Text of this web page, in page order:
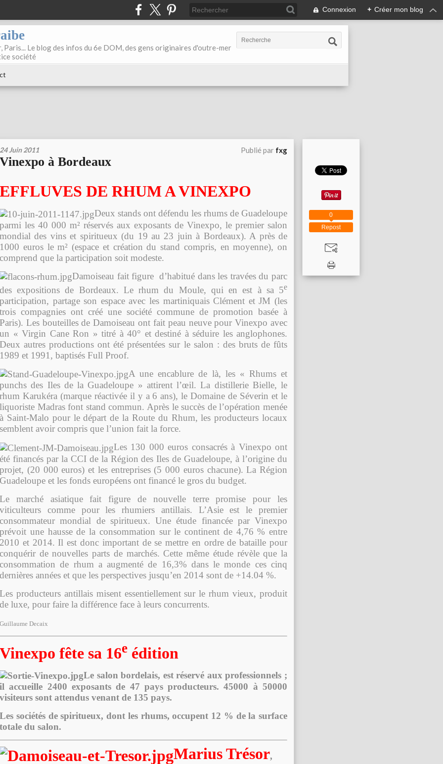
Connexion + Créer mon blog
Paris... Le blog des infos du 6e DOM, des gens originaires d'outre-mer
société
24 Juin 2011 Publié par fxg
Vinexpo à Bordeaux
EFFLUVES DE RHUM A VINEXPO
Deux stands ont défendu les rhums de Guadeloupe
parmi les 40 000 m² réservés aux exposants de Vinexpo, le premier salon
mondial des vins et spiritueux (du 19 au 23 juin à Bordeaux). A près de
1000 euros le m² (espace et création du stand compris, en moyenne), on
comprend que la participation soit modeste.
Damoiseau fait figure d’habitué dans les travées du parc
des expositions de Bordeaux. Le rhum du Moule, qui en est à sa 5e
participation, partage son espace avec les martiniquais Clément et JM (les
trois compagnies ont créé une société commune de promotion basée à
Paris). Les bouteilles de Damoiseau ont fait peau neuve pour Vinexpo avec
un « Virgin Cane Ron » titré à 40° et destiné à séduire les anglophones.
Deux autres productions ont été présentées sur le salon : des bruts de fûts
1989 et 1991, baptisés Full Proof.
A une encablure de là, les « Rhums et
punchs des Iles de la Guadeloupe » attirent l’œil. La distillerie Bielle, le
rhum Karukéra (marque réactivée il y a 6 ans), le Domaine de Séverin et le
liquoriste Madras font stand commun. Après le succès de l’opération menée
à Saint-Malo pour le départ de la Route du Rhum, les producteurs locaux
semblent avoir compris que l’union fait la force.
Les 130 000 euros consacrés à Vinexpo ont
été financés par la CCI de la Région des Iles de Guadeloupe, à l’origine du
projet, (20 000 euros) et les entreprises (5 000 euros chacune). La Région
Guadeloupe et les fonds européens ont financé le gros du budget.
Le marché asiatique fait figure de nouvelle terre promise pour les
viticulteurs comme pour les rhumiers antillais. L’Asie est le premier
consommateur mondial de spiritueux. Une étude financée par Vinexpo
prévoit une hausse de la consommation sur le continent de 4,76 % entre
2010 et 2014. Il est donc important de se mettre en ordre de bataille pour
conquérir de nouvelles parts de marchés. Cette même étude révèle que la
consommation de rhum a augmenté de 16,3% dans le monde ces cinq
dernières années et que les perspectives jusqu’en 2014 sont de +14.04 %.
Les producteurs antillais misent essentiellement sur le rhum vieux, produit
de luxe, pour faire la différence face à leurs concurrents.
Guillaume Decaix
Vinexpo fête sa 16e édition
Le salon bordelais, est réservé aux professionnels ;
il accueille 2400 exposants de 47 pays producteurs. 45000 à 50000
visiteurs sont attendus venant de 135 pays.
Les sociétés de spiritueux, dont les rhums, occupent 12 % de la surface
totale du salon.
Marius Trésor,
Repost
0